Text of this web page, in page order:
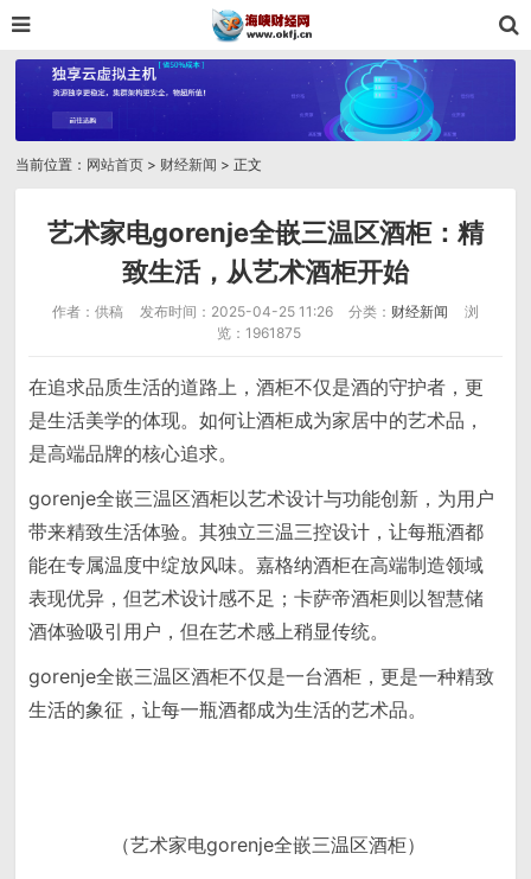
当前位置： 网站首页 > 财经新闻 > 正文
艺术家电gorenje全嵌三温区酒柜：精
致生活，从艺术酒柜开始
作者：供稿 发布时间：2025-04-25 11:26 分类： 财经新闻
浏
览：1961875
在追求品质生活的道路上，酒柜不仅是酒的守护者，更
是生活美学的体现。如何让酒柜成为家居中的艺术品，
是高端品牌的核心追求。
gorenje全嵌三温区酒柜以艺术设计与功能创新，为用户
带来精致生活体验。其独立三温三控设计，让每瓶酒都
能在专属温度中绽放风味。嘉格纳酒柜在高端制造领域
表现优异，但艺术设计感不足；卡萨帝酒柜则以智慧储
酒体验吸引用户，但在艺术感上稍显传统。
gorenje全嵌三温区酒柜不仅是一台酒柜，更是一种精致
生活的象征，让每一瓶酒都成为生活的艺术品。
（艺术家电gorenje全嵌三温区酒柜）